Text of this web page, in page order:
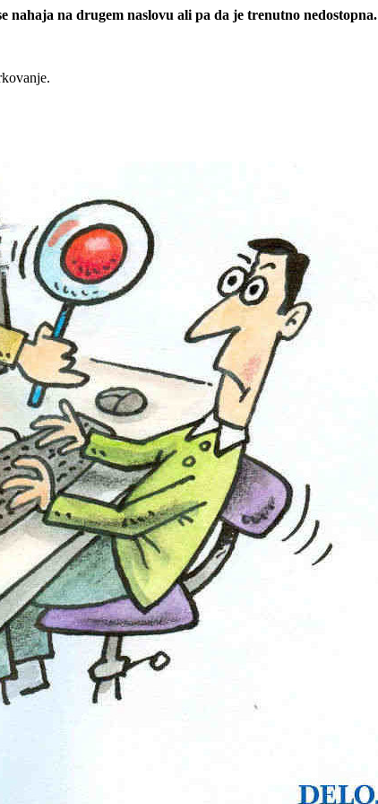
nahaja na drugem naslovu ali pa da je trenutno nedostopna.